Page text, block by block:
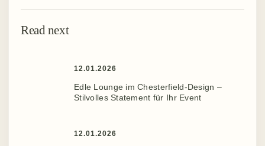
Read next
12.01.2026
Edle Lounge im Chesterfield-Design –
Stilvolles Statement für Ihr Event ️
12.01.2026